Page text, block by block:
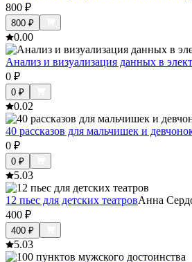
800 ₽
800 ₽
0.00
Анализ и визуализация данных в
0 ₽
0 ₽
0.02
40 рассказов для мальчишек и
0 ₽
0 ₽
5.03
12 пьес для детских театровАнна
400 ₽
400 ₽
5.03